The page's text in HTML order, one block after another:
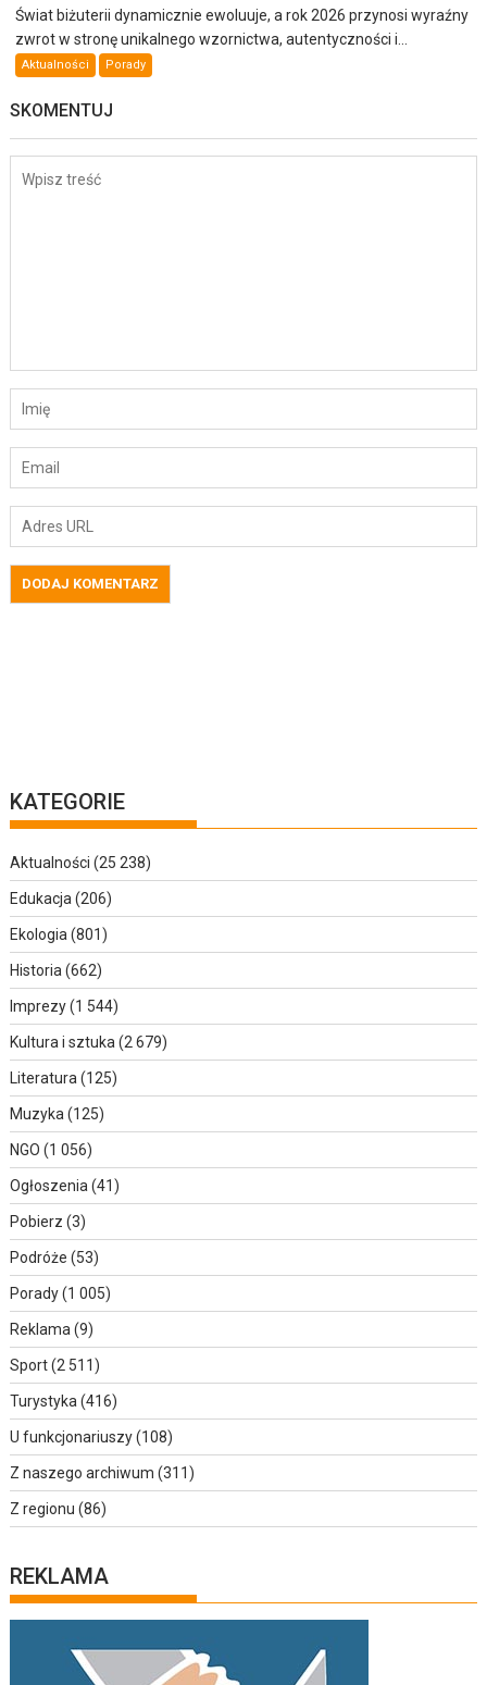
Świat biżuterii dynamicznie ewoluuje, a rok 2026 przynosi wyraźny
zwrot w stronę unikalnego wzornictwa, autentyczności i...
Aktualności Porady
SKOMENTUJ
KATEGORIE
Aktualności (25 238)
Edukacja (206)
Ekologia (801)
Historia (662)
Imprezy(1 544)
Kultura i sztuka (2 679)
Literatura (125)
Muzyka (125)
NGO (1 056)
Ogłoszenia (41)
Pobierz (3)
Podróże (53)
Porady(1 005)
Reklama (9)
Sport(2 511)
Turystyka (416)
U funkcjonariuszy(108)
Z naszego archiwum (311)
Z regionu (86)
REKLAMA